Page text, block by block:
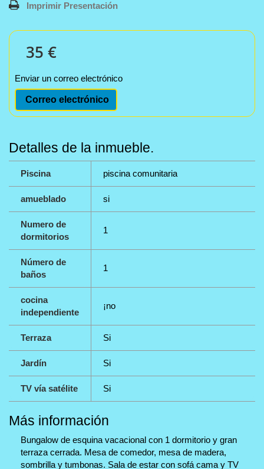
Imprimir Presentación
35 €
Enviar un correo electrónico
Correo electrónico
Detalles de la inmueble.
Piscina piscina comunitaria
amueblado si
Numero de
dormitorios
1
Número de
baños
1
cocina
independiente
¡no
Terraza Si
Jardín Si
TV vía satélite Si
Más información
Bungalow de esquina vacacional con 1 dormitorio y gran
terraza cerrada. Mesa de comedor, mesa de madera,
sombrilla y tumbonas. Sala de estar con sofá cama y TV